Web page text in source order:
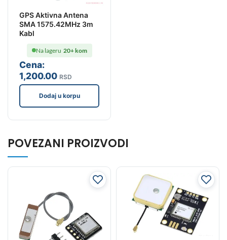
GPS Aktivna Antena
SMA 1575.42MHz 3m
Kabl
Cena:
1,200.00 RSD
Na lageru 20+ kom
Dodaj u korpu
POVEZANI PROIZVODI